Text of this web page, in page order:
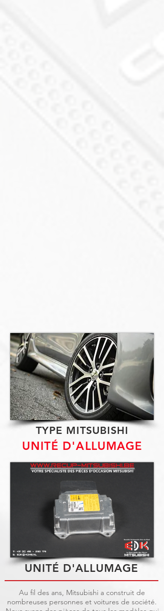
TYPE MITSUBISHI
UNITÉ D'ALLUMAGE
UNITÉ D'ALLUMAGE
Au fil des ans, Mitsubishi a construit de
nombreuses personnes et voitures de société.